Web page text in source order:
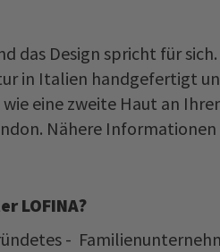
das Design spricht für
in Italien handgefertigt
eine zweite Haut an
Nähere
LOFINA?
-